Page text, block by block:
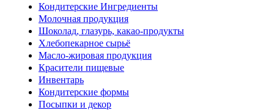
Кондитерские Ингредиенты
Молочная продукция
Шоколад, глазурь, какао-продукты
Хлебопекарное сырьё
Масло-жировая продукция
Красители пищевые
Инвентарь
Кондитерские формы
Посыпки и декор